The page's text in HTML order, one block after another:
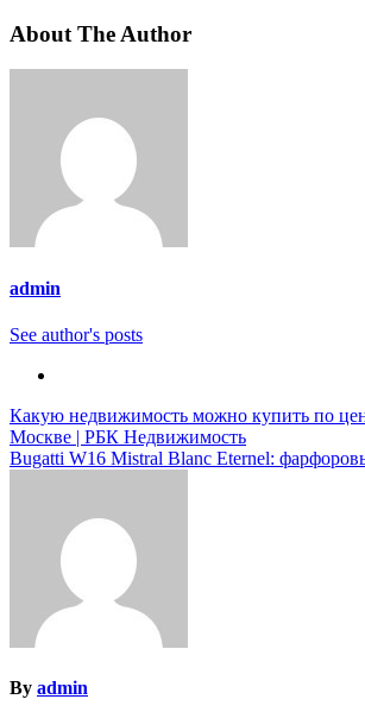
About The Author
admin
See author's posts
Навигация
по
Какую недвижимость можно купить по
Москве | РБК Недвижимость
Bugatti W16 Mistral Blanc Eternel:
By admin